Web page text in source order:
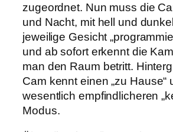
zugeordnet. Nun muss die
und Nacht, mit hell und
jeweilige Gesicht
und ab sofort erkennt die
man den Raum betritt.
Cam kennt einen „zu Hause“
wesentlich empfindlicheren
Modus.